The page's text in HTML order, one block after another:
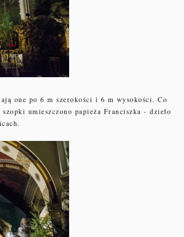
one po 6 m szerokości i 6 m wysokości. Co
umieszczono papieża Franciszka - dzieło